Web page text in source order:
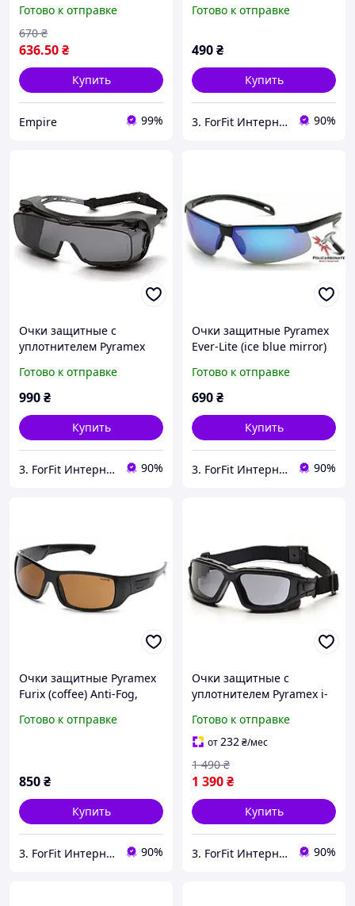
царапин, фильтр синего
света
Готово к отправке
636.50₴
670 ₴
Купить
Empire 99%
максимальная защита от
Готово к отправке
490₴
Купить
3. ForFit Интернет-магазин спортивных товаров 90%
Очки защитные с
уплотнителем Pyramex
Anti-Fog H2MAX, серые
максимальная защита от
Готово к отправке
990₴
Купить
3. ForFit Интернет-магазин спортивных товаров 90%
Очки защитные Pyramex
Ever-Lite (ice blue mirror)
максимальный защита от
ультрафиолета UV400
Готово к отправке
690₴
Купить
3. ForFit Интернет-магазин спортивных товаров 90%
Очки защитные Pyramex
Furix (соffee) Anti-Fog,
покрытия (защита от
Готово к отправке
850₴
Купить
3. ForFit Интернет-магазин спортивных товаров 90%
Очки защитные с
уплотнителем Pyramex i-
черный Anti-Fog
покрытие (защита от
запотевания);
Готово к отправке
от232₴/мес
1 390₴
1 490 ₴
Купить
3. ForFit Интернет-магазин спортивных товаров 90%